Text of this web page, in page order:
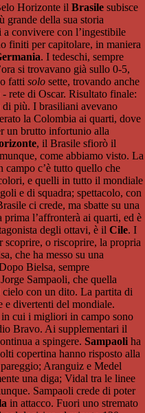
Horizonte il Brasile subisce
grande della sua storia
convivere con l’ingestibile
finiti per capitolare, in maniera
. I tedeschi, sempre
si trovavano già sullo 0-5,
fatti solo sette, trovando anche
rete di Oscar. Risultato finale:
di più. I brasiliani avevano
la Colombia ai quarti, dove
un brutto infortunio alla
, il Brasile sfiorò il
come abbiamo visto. La
c’è tutto quello che
e quelli in tutto il mondiale
e di squadra; spettacolo, con
ci crede, ma sbatte su una
l’affronterà ai quarti, ed è
degli ottavi, è il Cile. I
o riscoprire, la propria
che ha messo su una
Bielsa, sempre
Sampaoli, che quella
cielo con un dito. La partita di
e divertenti del mondiale.
cui i migliori in campo sono
Bravo. Ai supplementari il
a spingere. Sampaoli ha
copertina hanno risposto alla
Aranguiz e Medel
una diga; Vidal tra le linee
Sampaoli crede di poter
in attacco. Fuori uno stremato